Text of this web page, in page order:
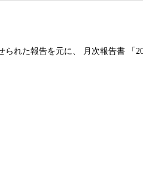
れた報告を元に、 月次報告書 「